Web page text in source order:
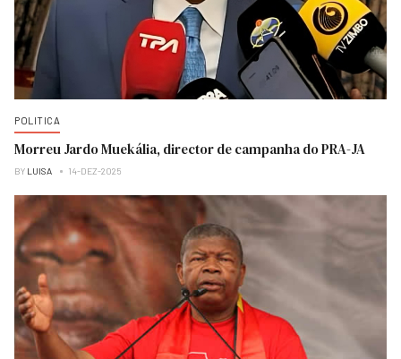
POLITICA
Morreu Jardo Muekália, director de campanha do PRA-JA
BY LUISA 14-DEZ-2025